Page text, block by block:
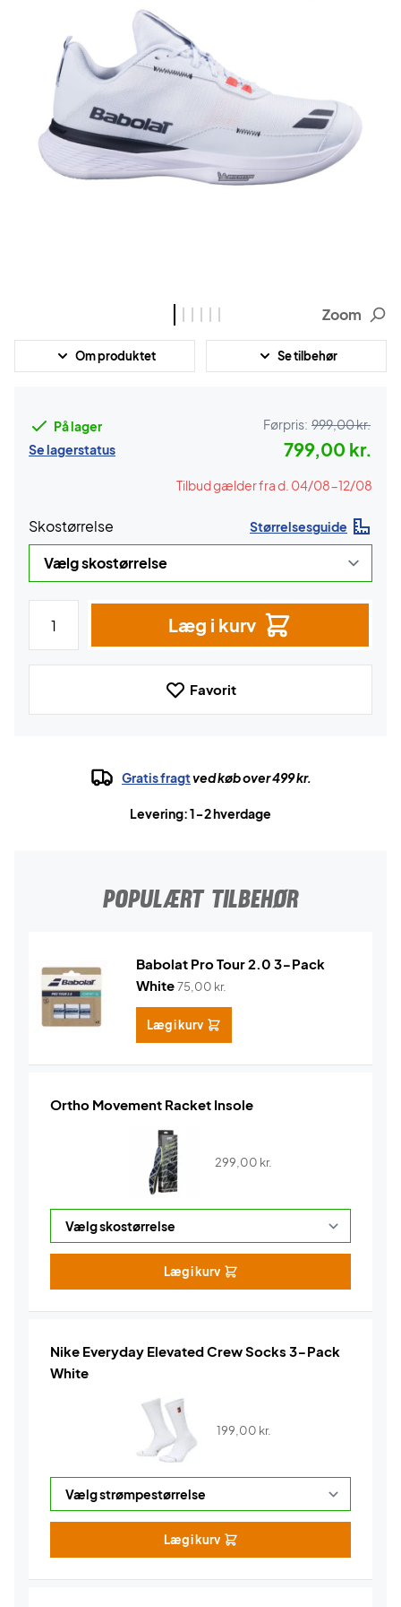
Zoom
Om produktet Se tilbehør
På lager
Se lagerstatus
Førpris: 999,00 kr.
799,00 kr.
Tilbud gælder fra d. 04/08-12/08
Skostørrelse Størrelsesguide
Læg i kurv
Favorit
Gratis fragtved køb over 499 kr.
Levering: 1-2 hverdage
POPULÆRT TILBEHØR
Babolat Pro Tour 2.0 3-Pack
White75,00 kr.
Læg i kurv
Ortho Movement Racket Insole
299,00 kr.
Læg i kurv
Nike Everyday Elevated Crew Socks 3-Pack
White
199,00 kr.
Læg i kurv